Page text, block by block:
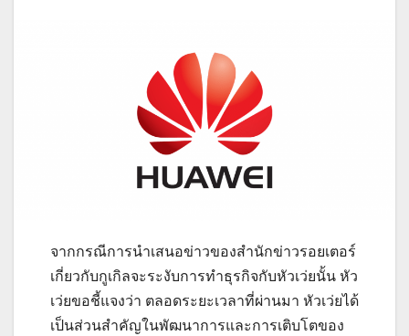
จากกรณีการนำเสนอข่าวของสํานักข่าวรอยเตอร์
เกี่ยวกับกูเกิลจะระงับการทำธุรกิจกับหัวเว่ยนั้น หัว
เว่ยขอชี้แจงว่า ตลอดระยะเวลาที่ผ่านมา หัวเว่ยได้
เป็นส่วนสำคัญในพัฒนาการและการเติบโตของ